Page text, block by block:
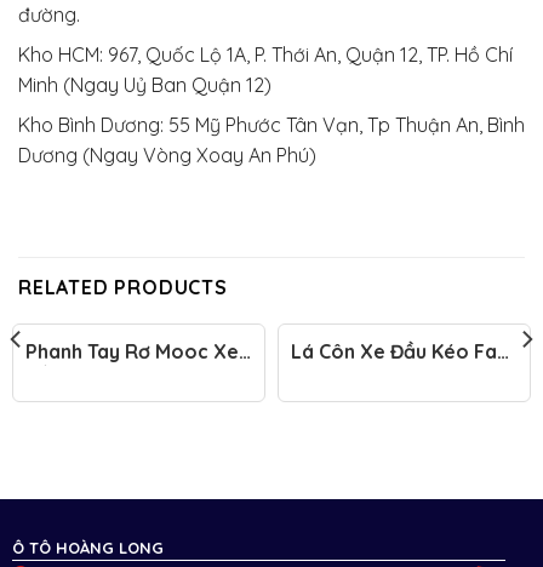
đường.
Kho HCM: 967, Quốc Lộ 1A, P. Thới An, Quận 12, TP. Hồ Chí
Minh (Ngay Uỷ Ban Quận 12)
Kho Bình Dương: 55 Mỹ Phước Tân Vạn, Tp Thuận An, Bình
Dương (Ngay Vòng Xoay An Phú)
RELATED PRODUCTS
Phanh Tay Rơ Mooc Xe
Lá Côn Xe Đầu Kéo Faw
Ô TÔ HOÀNG LONG